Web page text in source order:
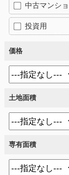
中古マンシ
投資用
価格
土地面積
専有面積